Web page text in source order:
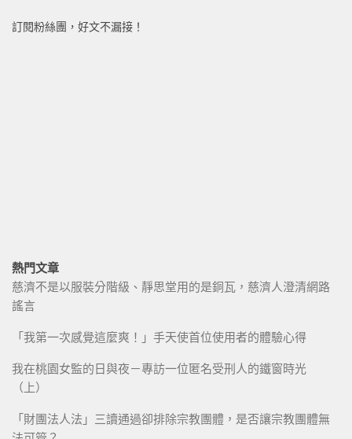
訂閱粉絲團，好文不漏接！
熱門文章
慈濟不是以服裝分階級、靜思堂用的是銅瓦，慈濟人澄清網路
謠言
「我第一次感覺這麼爽！」手天使首位使用者的體驗心得
我在桃園女監的日與夜－專訪一位匿名受刑人的鐵窗時光
（上）
「財團法人法」三讀通過卻排除宗教團體，是否讓宗教團體無